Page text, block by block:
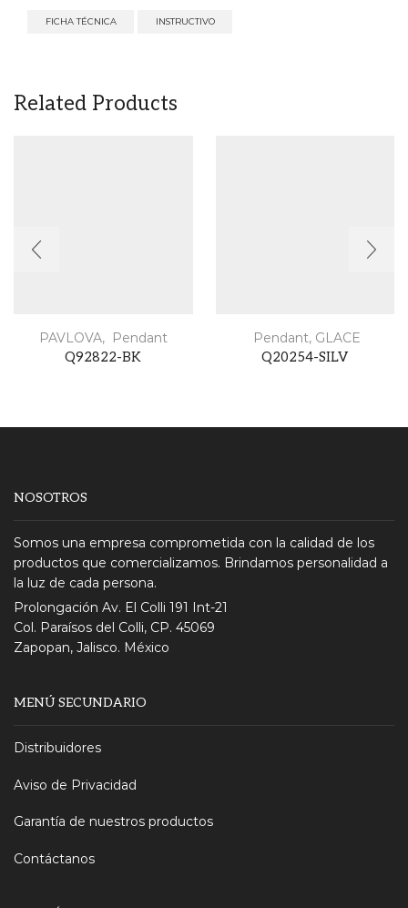
FICHA TÉCNICA INSTRUCTIVO
Related Products
PAVLOVA, Pendant
Q92822-BK
Pendant, GLACE
Q20254-SILV
NOSOTROS
Somos una empresa comprometida con la calidad de los
productos que comercializamos. Brindamos personalidad a
la luz de cada persona.
Prolongación Av. El Colli 191 Int-21
Col. Paraísos del Colli, CP. 45069
Zapopan, Jalisco. México
MENÚ SECUNDARIO
Distribuidores
Aviso de Privacidad
Garantía de nuestros productos
Contáctanos